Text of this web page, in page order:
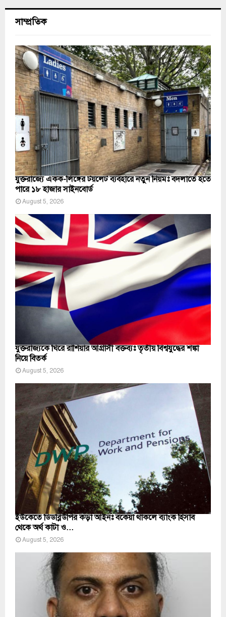
সাম্প্রতিক
যুক্তরাজ্যে একক-লিঙ্গের টয়লেট ব্যবহারে নতুন নিয়মঃ বদলাতে হতে
পারে ১৮ হাজার সাইনবোর্ড
August 5, 2026
যুক্তরাজ্যকে ঘিরে রাশিয়ার আগ্রাসী বক্তব্যঃ তৃতীয় বিশ্বযুদ্ধের শঙ্কা
নিয়ে বিতর্ক
August 5, 2026
ইউকেতে ডিডব্লিউপির কড়া আইনঃ বকেয়া থাকলে ব্যাংক হিসাব
থেকে অর্থ কাটা ও...
August 5, 2026